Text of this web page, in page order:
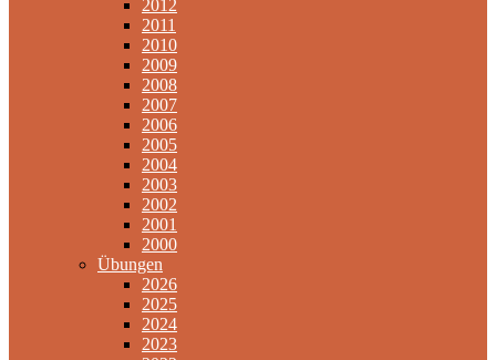
2012
2011
2010
2009
2008
2007
2006
2005
2004
2003
2002
2001
2000
Übungen
2026
2025
2024
2023